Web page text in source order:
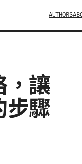
AUTHORS
，讓
步驟